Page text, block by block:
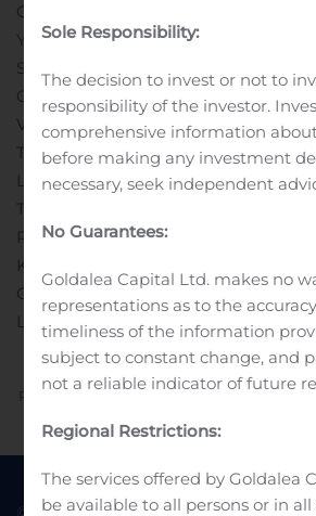
OSAKKEITA KOSKEVAN
YKSINOMAAN
SISÄLLYTETTYJEN TIETOJEN
OSTOTARJOUSTA EI TULLA
VÄLILLISESTI ALUEILLE, JOILLA
TARJOUKSEEN OSALLISTUMINEN
LAINVASTAISTA TAI MIKÄLI
TARJOUSASIAKIRJAN
REKISTERÖINTEJÄ TAI
KOHDISTUU MUITA VAATIMUKSIA
OSTOTARJOUKSEEN LIITTYVIEN
LISÄKSI.
Previous
Sole Responsibility:
The decision to invest or not to
responsibility of the investor.
comprehensive information
before making any investment
necessary, seek independent
No Guarantees:
Goldalea Capital Ltd. makes no
representations as to the
timeliness of the information
subject to constant change, and
not a reliable indicator of future
Regional Restrictions:
The services offered by Goldalea
be available to all persons or in